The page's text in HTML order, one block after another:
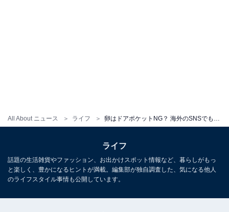
All About ニュース ライフ
です。卵の走行距離が長いとその分勢いがついてしまう
手で置くようにした方が安全です。
コツが必要ではありますが、それでも今まで使ってきた
ライフ
話題の生活雑貨やファッション、お出かけスポット情報など、暮らしがもっ
と楽しく、豊かになるヒントが満載。編集部が独自調査した、気になる他人
のライフスタイル事情も公開しています。